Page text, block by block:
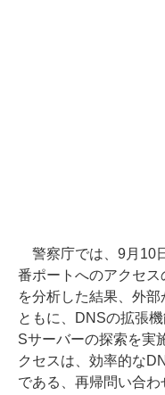
警察庁では、9月10
番ポートへのアクセ
を分析した結果、外
ともに、DNSの拡張
Sサーバーの探索を実
クセスは、効率的な
である、再帰問い合